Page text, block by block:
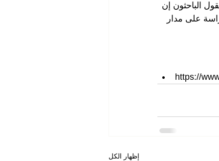
الباحثون إن
على مدار
https://
إظهار الكل